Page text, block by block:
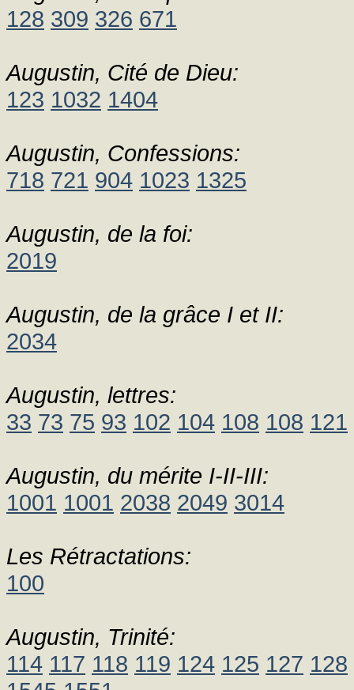
128 309 326 671
Augustin, Cité de Dieu:
123 1032 1404
Augustin, Confessions:
718 721 904 1023 1325
Augustin, de la foi:
2019
Augustin, de la grâce I et II:
2034
Augustin, lettres:
33 73 75 93 102 104 108 108 121
Augustin, du mérite I-II-III:
1001 1001 2038 2049 3014
Les Rétractations:
100
Augustin, Trinité:
114 117 118 119 124 125 127 128